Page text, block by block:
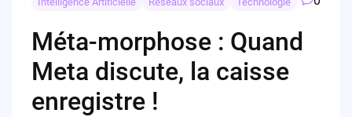
Méta-morphose : Quand
Meta discute, la caisse
enregistre !